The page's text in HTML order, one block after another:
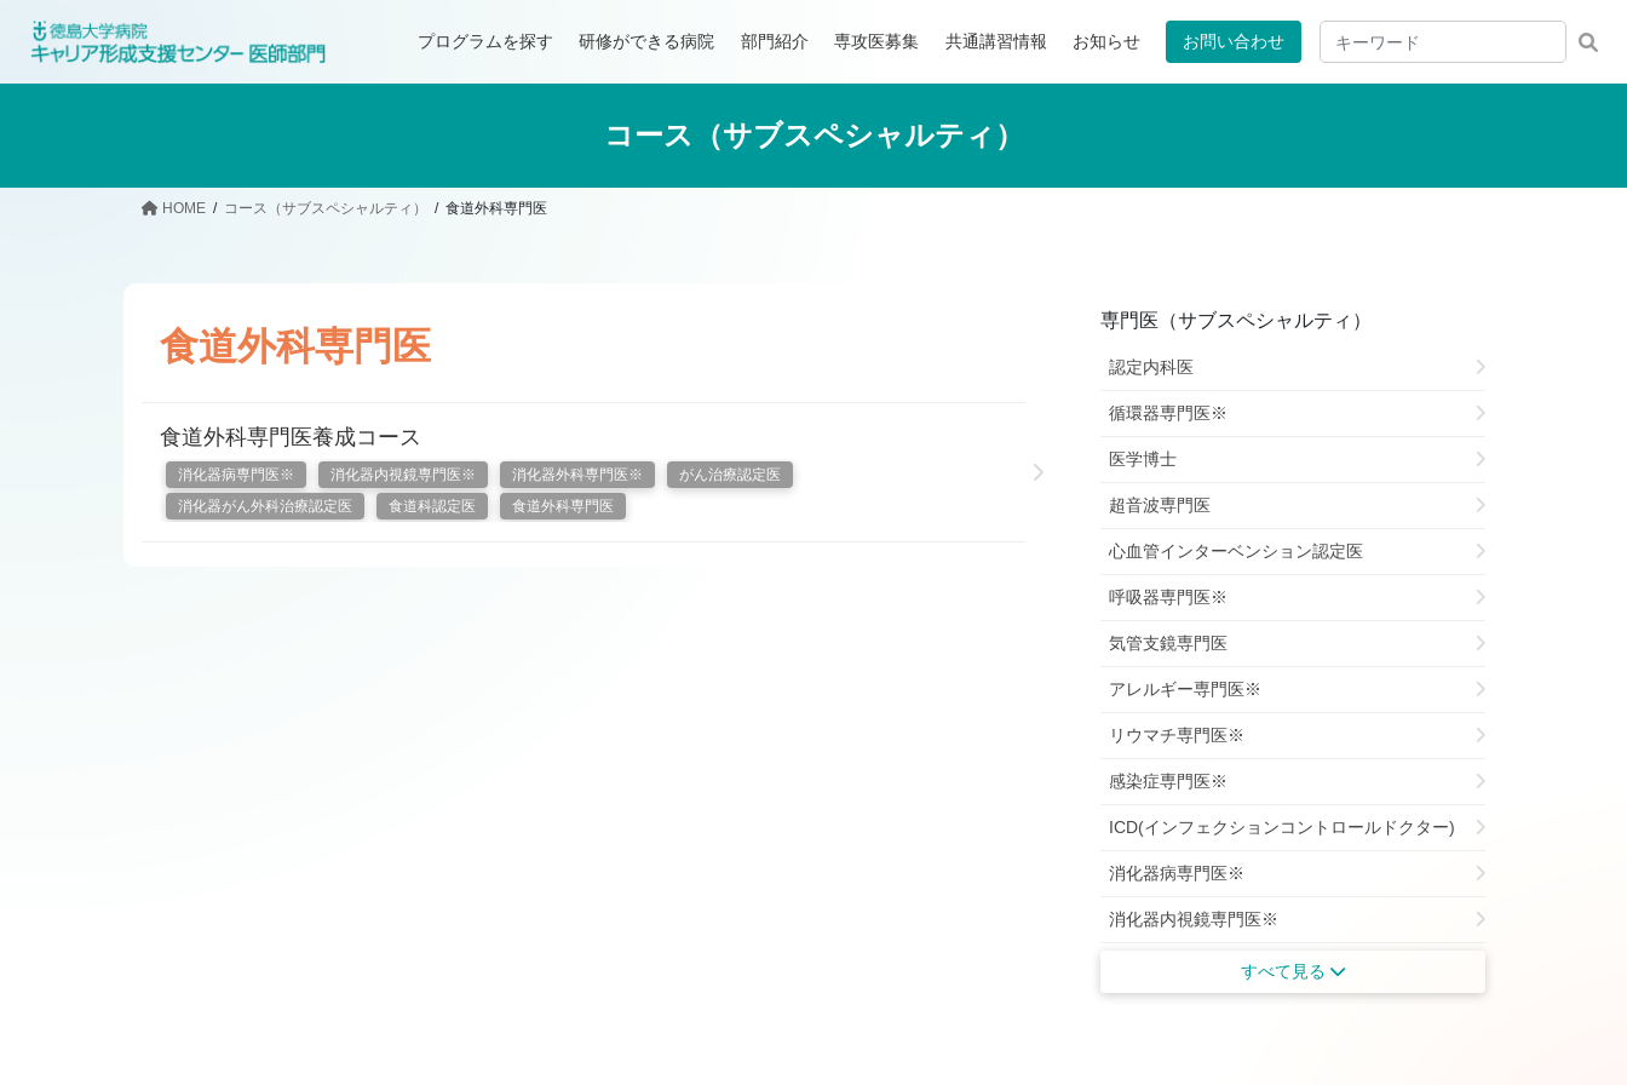
プログラムを探す 研修ができる病院 部門紹介 専攻医募集 共通講習情報 お知らせ お問い合わせ
コース（サブスペシャルティ）
HOME コース（サブスペシャルティ） 食道外科専門医
食道外科専門医
食道外科専門医養成コース
消化器病専門医※ 消化器内視鏡専門医※ 消化器外科専門医※
がん治療認定医
消化器がん外科治療認定医
食道科認定医 食道外科専門医
専門医（サブスペシャルティ）
認定内科医
循環器専門医※
医学博士
超音波専門医
心血管インターベンション認定医
呼吸器専門医※
気管支鏡専門医
アレルギー専門医※
リウマチ専門医※
感染症専門医※
ICD(インフェクションコントロールドクター)
消化器病専門医※
消化器内視鏡専門医※
がん治療認定専門医すべて見る